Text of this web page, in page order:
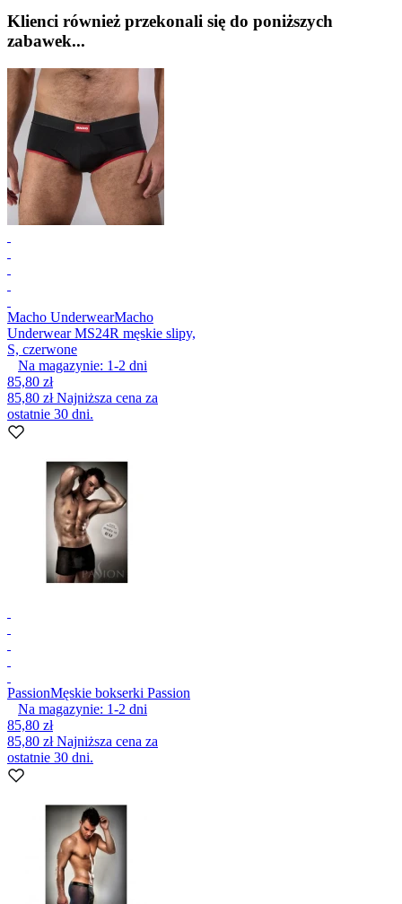
Klienci również przekonali się do poniższych
zabawek...
Macho UnderwearMacho
Underwear MS24R męskie slipy,
S, czerwone
Na magazynie: 1-2 dni
85,80 zł
85,80 złNajniższa cena za
ostatnie 30 dni.
PassionMęskie bokserki Passion
Na magazynie: 1-2 dni
85,80 zł
85,80 złNajniższa cena za
ostatnie 30 dni.